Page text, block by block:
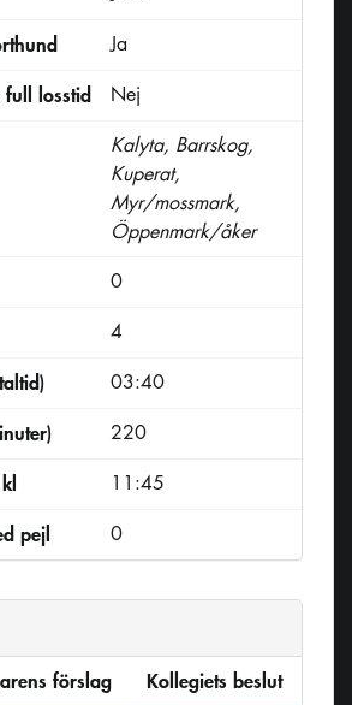
Ja
losstid
Nej
Kalyta, Barrskog,
Kuperat,
Myr/mossmark,
Öppenmark/åker
0
4
03:40
220
11:45
pejl
0
förslag
Kollegiets beslut